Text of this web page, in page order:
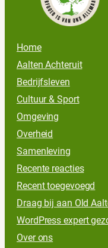
Home
Aalten Achteruit
Bedrijfsleven
Cultuur & Sport
Omgeving
Overheid
Samenleving
Recente reacties
Recent toegevoegd
Draag bij aan Old
WordPress expert
Over ons